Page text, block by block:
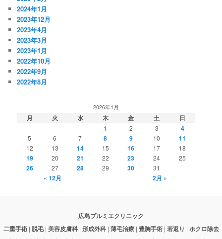
2024年1月
2023年12月
2023年4月
2023年3月
2023年1月
2022年10月
2022年9月
2022年8月
2026年1月
月 火 水 木 金 土 日
1 2 3 4
5 6 7 8 9 10 11
12 13 14 15 16 17 18
19 20 21 22 23 24 25
26 27 28 29 30 31
« 12月 2月 »
広島プルミエクリニック
二重手術| 脱毛| 美容皮膚科| 形成外科| 薄毛治療| 豊胸手術| 若返り | ホクロ除去